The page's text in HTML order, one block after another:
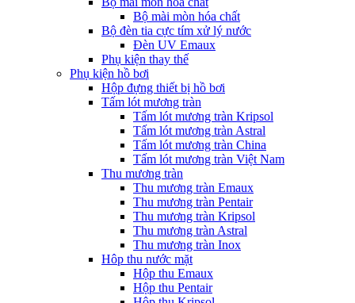
Bộ mài mòn hóa chất
Bộ đèn tia cực tím xử lý nước
Đèn UV Emaux
Phụ kiện thay thế
Phụ kiện hồ bơi
Hộp đựng thiết bị hồ bơi
Tấm lót mương tràn
Tấm lót mương tràn Kripsol
Tấm lót mương tràn Astral
Tấm lót mương tràn China
Tấm lót mương tràn Việt Nam
Thu mương tràn
Thu mương tràn Emaux
Thu mương tràn Pentair
Thu mương tràn Kripsol
Thu mương tràn Astral
Thu mương tràn Inox
Hôp thu nước mặt
Hộp thu Emaux
Hộp thu Pentair